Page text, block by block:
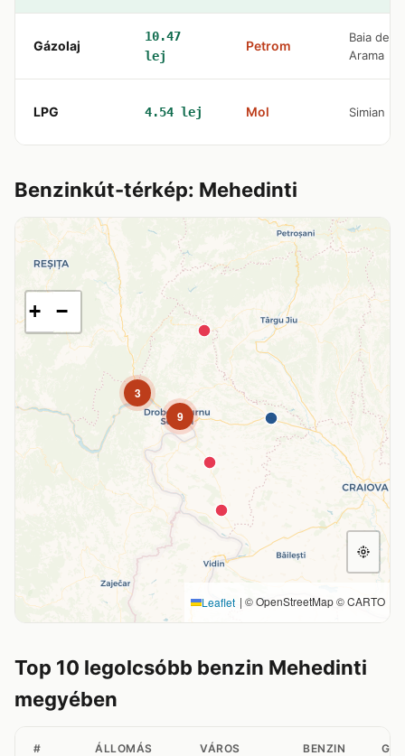
Gázolaj
10.47
lej
Petrom
Baia de
Arama
LPG 4.54 lej Mol Simian
Benzinkút-térkép: Mehedinti
3
9
+ −
Leaflet | © OpenStreetMap © CARTO
Top 10 legolcsóbb benzin Mehedinti
megyében
# ÁLLOMÁS VÁROS BENZIN